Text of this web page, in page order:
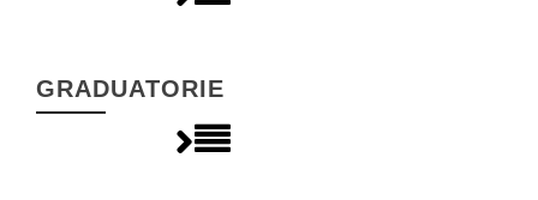
GRADUATORIE